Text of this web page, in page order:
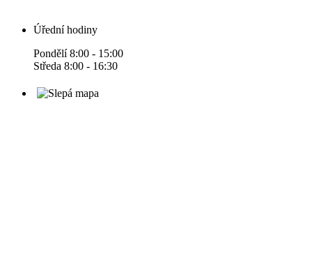
Úřední hodiny
Pondělí 8:00 - 15:00
Středa 8:00 - 16:30